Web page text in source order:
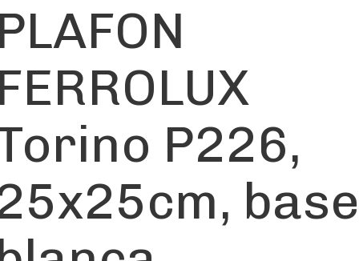
P226,
base